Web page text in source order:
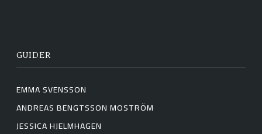
GUIDER
EMMA SVENSSON
ANDREAS BENGTSSON MOSTRÖM
JESSICA HJELMHAGEN